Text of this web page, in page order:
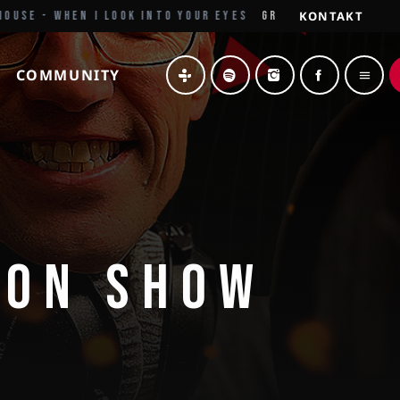
WHEN I LOOK INTO YOUR EYES GRÜSSE AUS DEM NORDEN
KONTAKT
COMMUNITY menu
SHOW